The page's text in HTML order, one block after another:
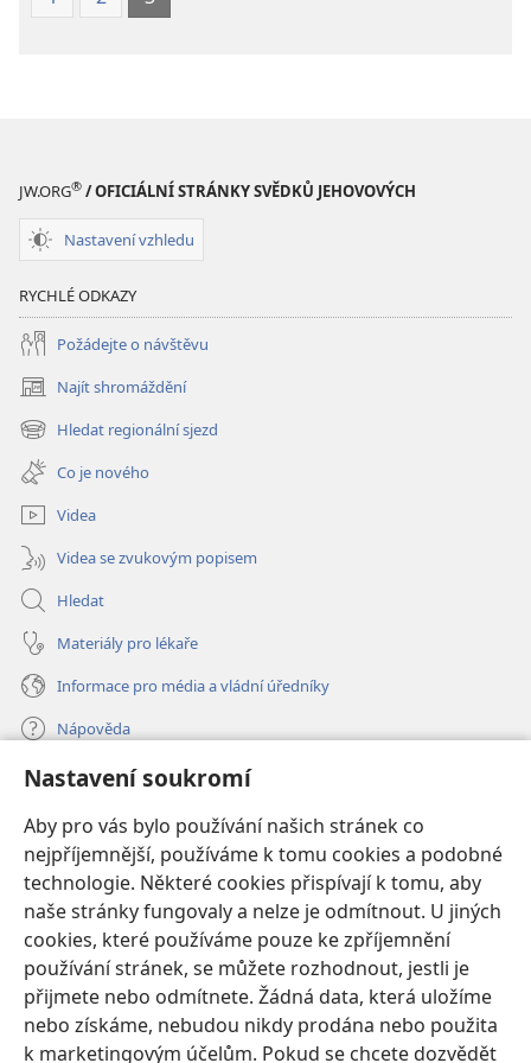
Nastavení soukromí
Aby pro vás bylo používání našich stránek co
nejpříjemnější, používáme k tomu cookies a podobné
technologie. Některé cookies přispívají k tomu, aby
naše stránky fungovaly a nelze je odmítnout. U jiných
cookies, které používáme pouze ke zpříjemnění
používání stránek, se můžete rozhodnout, jestli je
přijmete nebo odmítnete. Žádná data, která uložíme
nebo získáme, nebudou nikdy prodána nebo použita
k marketingovým účelům. Pokud se chcete dozvědět
JW.ORG® / OFICIÁLNÍ STRÁNKY SVĚDKŮ JEHOVOVÝCH
Nastavení vzhledu
RYCHLÉ ODKAZY
Požádejte o návštěvu
Najít shromáždění
(otevřeno
nové
okno)
Hledat regionální sjezd
(otevřeno
nové
okno)
Co je nového
Videa
Videa se zvukovým popisem
Hledat
Materiály pro lékaře
Informace pro média a vládní úředníky
Nápověda
Dary
nové
okno) ONLINE KNIHOVNA Strážné věže
(otevřeno
nové
okno)JW Hub®
(otevřeno
nové
okno)JW Library
Watchtower Library